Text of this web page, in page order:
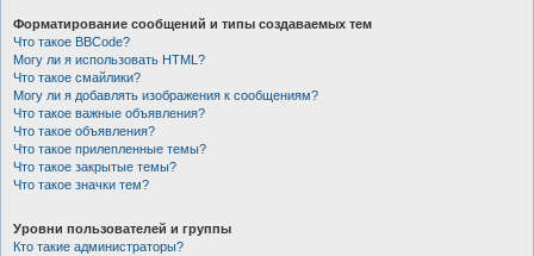
Форматирование сообщений и типы создаваемых тем
Что такое BBCode?
Могу ли я использовать HTML?
Что такое смайлики?
Могу ли я добавлять изображения к сообщениям?
Что такое важные объявления?
Что такое объявления?
Что такое прилепленные темы?
Что такое закрытые темы?
Что такое значки тем?
Уровни пользователей и группы
Кто такие администраторы?